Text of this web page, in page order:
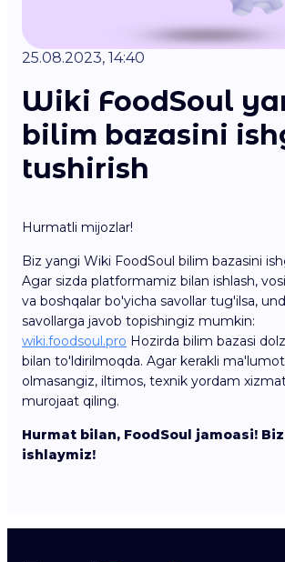
25.08.2023, 14:40
Wiki FoodSoul
bilim bazasini
tushirish
Hurmatli mijozlar!
Biz yangi Wiki FoodSoul bilim bazasini
Agar sizda platformamiz bilan ishlash,
va boshqalar bo'yicha savollar tug'ilsa,
savollarga javob topishingiz mumkin:
wiki.foodsoul.pro Hozirda bilim bazasi
bilan to'ldirilmoqda. Agar kerakli
olmasangiz, iltimos, texnik yordam
murojaat qiling.
Hurmat bilan, FoodSoul jamoasi!
ishlaymiz!